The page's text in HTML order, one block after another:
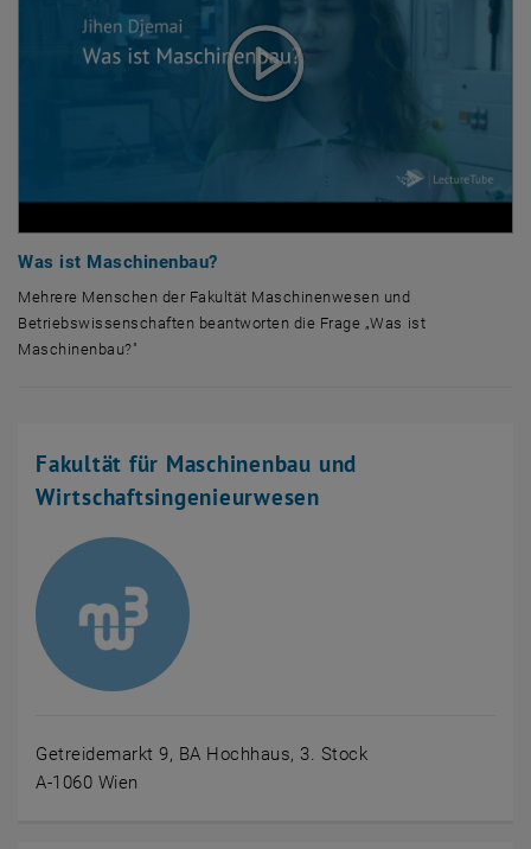
Was ist Maschinenbau?
Mehrere Menschen der Fakultät Maschinenwesen und
Betriebswissenschaften beantworten die Frage „Was ist
Maschinenbau?"
Fakultät für Maschinenbau und
Wirtschaftsingenieurwesen
Getreidemarkt 9, BA Hochhaus, 3. Stock
A-1060 Wien